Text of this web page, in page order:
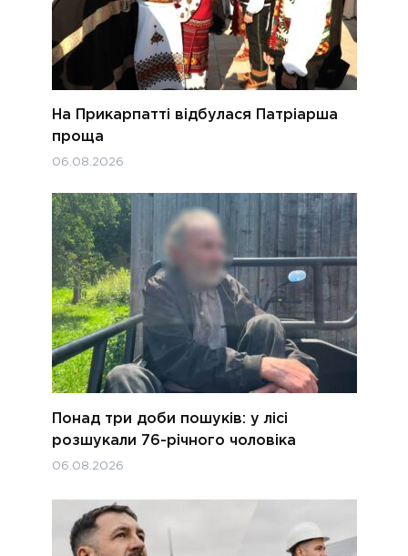
На Прикарпатті відбулася Патріарша
проща
06.08.2026
Понад три доби пошуків: у лісі
розшукали 76-річного чоловіка
06.08.2026